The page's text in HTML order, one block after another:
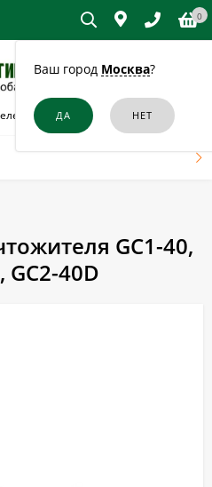
Ваш город Москва?
0
собак и кошек в Острогожске
GC1-40,
GC2-40D